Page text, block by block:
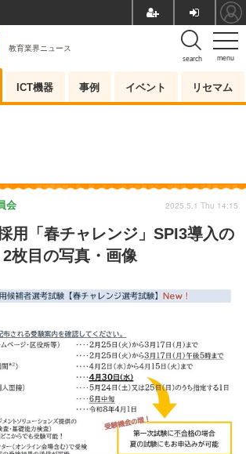
menu
search
教育業界ニュース
ICT機器 事例 イベント リセマム
用「春チャレンジ」SPI3導入の
枚目の写真・画像
会 2025.5.1 Thu 14:15